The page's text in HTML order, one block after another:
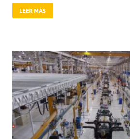
LEER MÁS